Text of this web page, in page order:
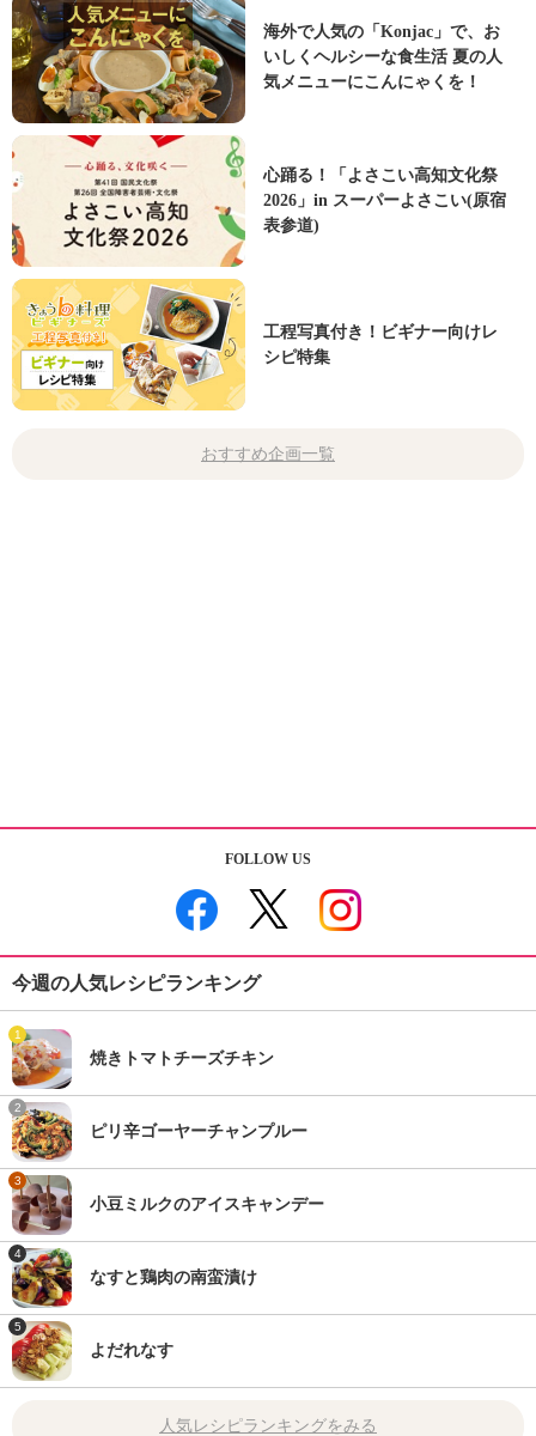
海外で人気の「Konjac」で、お
いしくヘルシーな食生活 夏の人
気メニューにこんにゃくを！
心踊る！「よさこい高知文化祭
2026」in スーパーよさこい(原宿
表参道)
工程写真付き！ビギナー向けレ
シピ特集
おすすめ企画一覧
FOLLOW US
今週の人気レシピランキング
1
焼きトマトチーズチキン
2
ピリ辛ゴーヤーチャンプルー
3
小豆ミルクのアイスキャンデー
4
なすと鶏肉の南蛮漬け
5
よだれなす
人気レシピランキングをみる